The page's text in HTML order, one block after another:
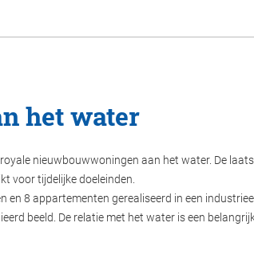
het water
nieuwbouwwoningen aan het water. De
voor tijdelijke doeleinden.
en 8 appartementen gerealiseerd in een
beeld. De relatie met het water is een